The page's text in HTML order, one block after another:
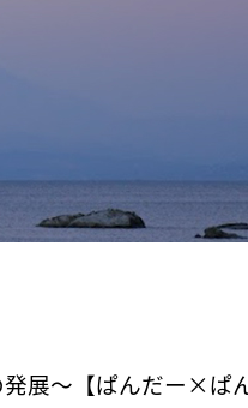
展～【ぱんだー×ぱ